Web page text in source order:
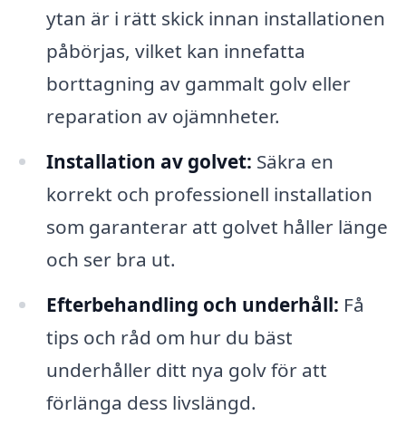
ytan är i rätt skick innan installationen
påbörjas, vilket kan innefatta
borttagning av gammalt golv eller
reparation av ojämnheter.
Installation av golvet: Säkra en
korrekt och professionell installation
som garanterar att golvet håller länge
och ser bra ut.
Efterbehandling och underhåll: Få
tips och råd om hur du bäst
underhåller ditt nya golv för att
förlänga dess livslängd.